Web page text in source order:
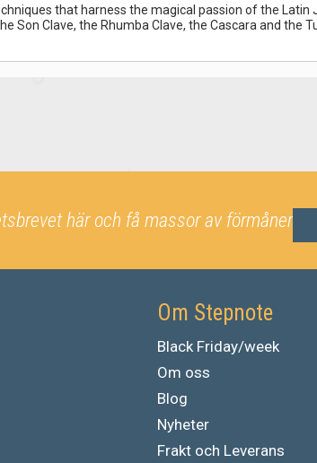
that harness the magical passion of the Latin
Clave, the Rhumba Clave, the Cascara and the
här och få massor av förmåner
Om Stepnote
Black Friday/week
Om oss
Blog
Nyheter
Frakt och Leverans